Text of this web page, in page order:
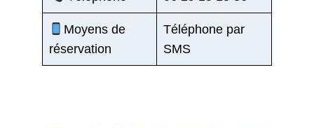
Moyens de
réservation
Téléphone par
SMS